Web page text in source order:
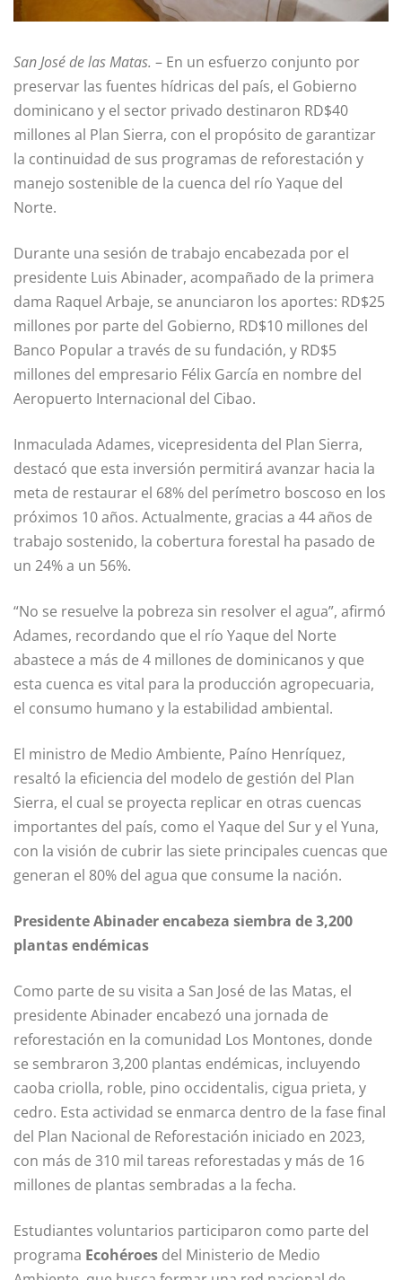
San José de las Matas. – En un esfuerzo conjunto por
preservar las fuentes hídricas del país, el Gobierno
dominicano y el sector privado destinaron RD$40
millones al Plan Sierra, con el propósito de garantizar
la continuidad de sus programas de reforestación y
manejo sostenible de la cuenca del río Yaque del
Norte.
Durante una sesión de trabajo encabezada por el
presidente Luis Abinader, acompañado de la primera
dama Raquel Arbaje, se anunciaron los aportes: RD$25
millones por parte del Gobierno, RD$10 millones del
Banco Popular a través de su fundación, y RD$5
millones del empresario Félix García en nombre del
Aeropuerto Internacional del Cibao.
Inmaculada Adames, vicepresidenta del Plan Sierra,
destacó que esta inversión permitirá avanzar hacia la
meta de restaurar el 68% del perímetro boscoso en los
próximos 10 años. Actualmente, gracias a 44 años de
trabajo sostenido, la cobertura forestal ha pasado de
un 24% a un 56%.
“No se resuelve la pobreza sin resolver el agua”, afirmó
Adames, recordando que el río Yaque del Norte
abastece a más de 4 millones de dominicanos y que
esta cuenca es vital para la producción agropecuaria,
el consumo humano y la estabilidad ambiental.
El ministro de Medio Ambiente, Paíno Henríquez,
resaltó la eficiencia del modelo de gestión del Plan
Sierra, el cual se proyecta replicar en otras cuencas
importantes del país, como el Yaque del Sur y el Yuna,
con la visión de cubrir las siete principales cuencas que
generan el 80% del agua que consume la nación.
Presidente Abinader encabeza siembra de 3,200
plantas endémicas
Como parte de su visita a San José de las Matas, el
presidente Abinader encabezó una jornada de
reforestación en la comunidad Los Montones, donde
se sembraron 3,200 plantas endémicas, incluyendo
caoba criolla, roble, pino occidentalis, cigua prieta, y
cedro. Esta actividad se enmarca dentro de la fase final
del Plan Nacional de Reforestación iniciado en 2023,
con más de 310 mil tareas reforestadas y más de 16
millones de plantas sembradas a la fecha.
Estudiantes voluntarios participaron como parte del
programa Ecohéroes del Ministerio de Medio